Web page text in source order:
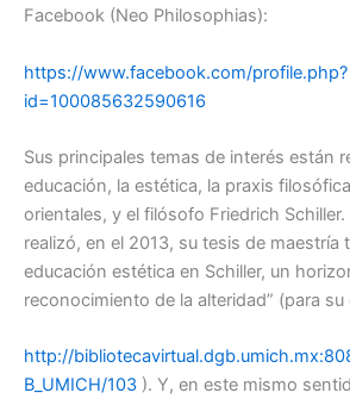
Facebook (Neo Philosophias):
https://www.facebook.com/profile.php?
id=100085632590616
Sus principales temas de interés están
educación, la estética, la praxis
orientales, y el filósofo Friedrich Schiller.
realizó, en el 2013, su tesis de maestría
educación estética en Schiller, un
reconocimiento de la alteridad” (para su
http://
B_UMICH/103 ). Y, en este mismo